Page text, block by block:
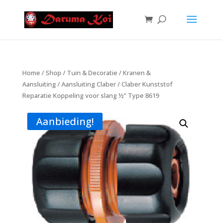
Home /Shop / Tuin & Decoratie /Kranen &
Aansluiting /Aansluiting Claber/ Claber Kunststof
Reparatie Koppeling voor slang ½” Type 8619
Aanbieding!